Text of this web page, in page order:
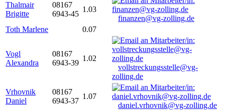
Thalmair
Brigitte
08167
6943-45
1.03
finanzen@vg-zolling.de
Toth Marlene
0.07
Vogl
Alexandra
08167
6943-39
1.02
vollstreckungsstelle@vg-
zolling.de
Vrhovnik
Daniel
08167
6943-37
1.07
daniel.vrhovnik@vg-zolling.de